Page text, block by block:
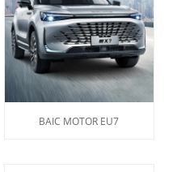
BAIC MOTOR EU7